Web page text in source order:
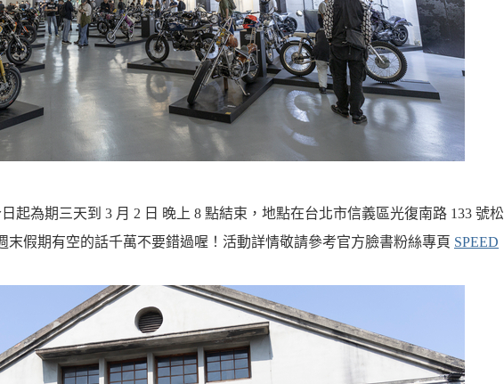
起為期三天到 3 月 2 日 晚上 8 點結束，地點在台北市信義區光復南路 133 號松
末假期有空的話千萬不要錯過喔！活動詳情敬請參考官方臉書粉絲專頁 SPEED